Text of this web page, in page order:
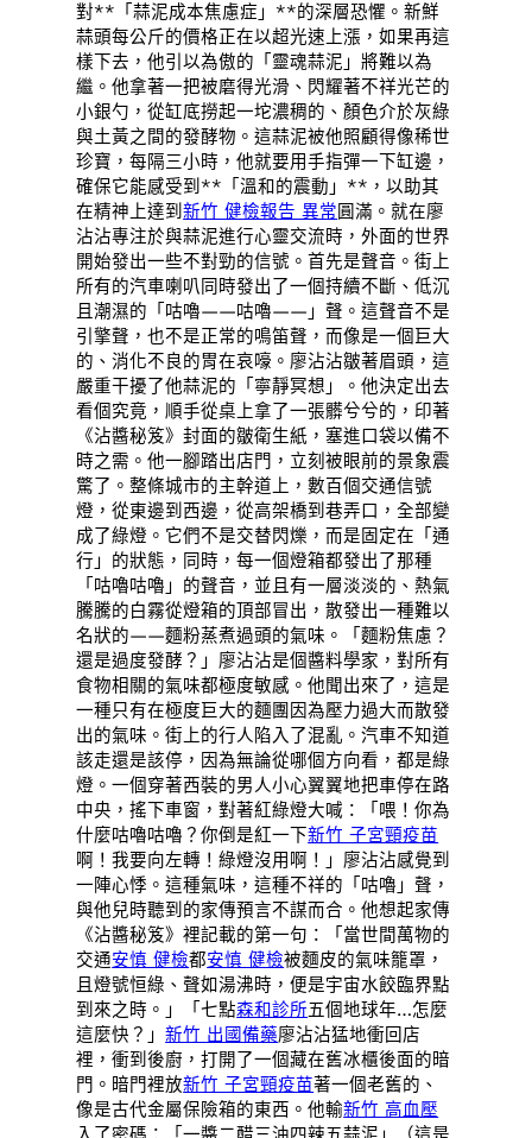
對**「蒜泥成本焦慮症」**的深層恐懼。新鮮
蒜頭每公斤的價格正在以超光速上漲，如果再這
樣下去，他引以為傲的「靈魂蒜泥」將難以為
繼。他拿著一把被磨得光滑、閃耀著不祥光芒的
小銀勺，從缸底撈起一坨濃稠的、顏色介於灰綠
與土黃之間的發酵物。這蒜泥被他照顧得像稀世
珍寶，每隔三小時，他就要用手指彈一下缸邊，
確保它能感受到**「溫和的震動」**，以助其
在精神上達到新竹 健檢報告 異常圓滿。就在廖
沾沾專注於與蒜泥進行心靈交流時，外面的世界
開始發出一些不對勁的信號。首先是聲音。街上
所有的汽車喇叭同時發出了一個持續不斷、低沉
且潮濕的「咕嚕——咕嚕——」聲。這聲音不是
引擎聲，也不是正常的鳴笛聲，而像是一個巨大
的、消化不良的胃在哀嚎。廖沾沾皺著眉頭，這
嚴重干擾了他蒜泥的「寧靜冥想」。他決定出去
看個究竟，順手從桌上拿了一張髒兮兮的，印著
《沾醬秘笈》封面的皺衛生紙，塞進口袋以備不
時之需。他一腳踏出店門，立刻被眼前的景象震
驚了。整條城市的主幹道上，數百個交通信號
燈，從東邊到西邊，從高架橋到巷弄口，全部變
成了綠燈。它們不是交替閃爍，而是固定在「通
行」的狀態，同時，每一個燈箱都發出了那種
「咕嚕咕嚕」的聲音，並且有一層淡淡的、熱氣
騰騰的白霧從燈箱的頂部冒出，散發出一種難以
名狀的——麵粉蒸煮過頭的氣味。「麵粉焦慮？
還是過度發酵？」廖沾沾是個醬料學家，對所有
食物相關的氣味都極度敏感。他聞出來了，這是
一種只有在極度巨大的麵團因為壓力過大而散發
出的氣味。街上的行人陷入了混亂。汽車不知道
該走還是該停，因為無論從哪個方向看，都是綠
燈。一個穿著西裝的男人小心翼翼地把車停在路
中央，搖下車窗，對著紅綠燈大喊：「喂！你為
什麼咕嚕咕嚕？你倒是紅一下新竹 子宮頸疫苗
啊！我要向左轉！綠燈沒用啊！」廖沾沾感覺到
一陣心悸。這種氣味，這種不祥的「咕嚕」聲，
與他兒時聽到的家傳預言不謀而合。他想起家傳
《沾醬秘笈》裡記載的第一句：「當世間萬物的
交通安慎 健檢都安慎 健檢被麵皮的氣味籠罩，
且燈號恒綠、聲如湯沸時，便是宇宙水餃臨界點
到來之時。」「七點森和診所五個地球年…怎麼
這麼快？」新竹 出國備藥廖沾沾猛地衝回店
裡，衝到後廚，打開了一個藏在舊冰櫃後面的暗
門。暗門裡放新竹 子宮頸疫苗著一個老舊的、
像是古代金屬保險箱的東西。他輸新竹 高血壓